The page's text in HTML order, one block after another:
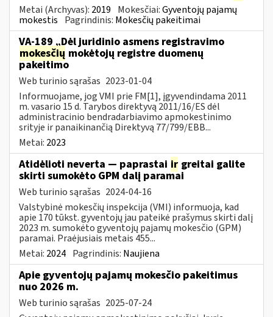
Metai (Archyvas): 2019 Mokesčiai:Gyventojų pajamų
mokestis Pagrindinis: Mokesčių pakeitimai
VA-189 „Dėl juridinio asmens registravimo
mokesčių mokėtojų registre duomenų
pakeitimo
Web turinio sąrašas 2023-01-04
Informuojame, jog VMI prie FM[1], įgyvendindama 2011
m. vasario 15 d. Tarybos direktyvą 2011/16/ES dėl
administracinio bendradarbiavimo apmokestinimo
srityje ir panaikinančią Direktyvą 77/799/EBB...
Metai: 2023
Atidėlioti neverta — paprastai ir greitai galite
skirti sumokėto GPM dalį paramai
Web turinio sąrašas 2024-04-16
Valstybinė mokesčių inspekcija (VMI) informuoja, kad
apie 170 tūkst. gyventojų jau pateikė prašymus skirti dalį
2023 m. sumokėto gyventojų pajamų mokesčio (GPM)
paramai. Praėjusiais metais 455...
Metai: 2024 Pagrindinis: Naujiena
Apie gyventojų pajamų mokesčio pakeitimus
nuo 2026 m.
Web turinio sąrašas 2025-07-24